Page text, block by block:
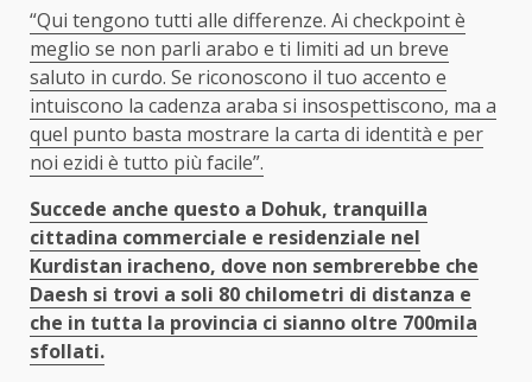
“Qui tengono tutti alle differenze. Ai checkpoint è
meglio se non parli arabo e ti limiti ad un breve
saluto in curdo. Se riconoscono il tuo accento e
intuiscono la cadenza araba si insospettiscono, ma a
quel punto basta mostrare la carta di identità e per
noi ezidi è tutto più facile”.
Succede anche questo a Dohuk, tranquilla
cittadina commerciale e residenziale nel
Kurdistan iracheno, dove non sembrerebbe che
Daesh si trovi a soli 80 chilometri di distanza e
che in tutta la provincia ci sianno oltre 700mila
sfollati.